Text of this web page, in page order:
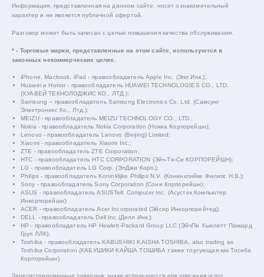
Информация, представленная на данном сайте, носит ознакомительный
характер и не является публичной офертой.
Разговор может быть записан с целью повышения качества обслуживания.
* - Торговые марки, представленные на этом сайте, используются в
законных некоммерческих целях.
iPhone, Macbook, iPad - правообладатель Apple Inc. (Эпл Инк.);
Huawei и Honor - правообладатель HUAWEI TECHNOLOGIES CO., LTD.
(ХУАВЕЙ ТЕКНОЛОДЖИС КО., ЛТД.);
Samsung – правообладатель Samsung Electronics Co. Ltd. (Самсунг
Электроникс Ко., Лтд.);
MEIZU - правообладатель MEIZU TECHNOLOGY CO., LTD.;
Nokia - правообладатель Nokia Corporation (Нокиа Корпорейшн);
Lenovo - правообладатель Lenovo (Beijing) Limited;
Xiaomi - правообладатель Xiaomi Inc.;
ZTE - правообладатель ZTE Corporation;
HTC - правообладатель HTC CORPORATION (Эйч-Ти-Си КОРПОРЕЙШН);
LG - правообладатель LG Corp. (ЭлДжи Корп.);
Philips - правообладатель Koninklijke Philips N.V. (Конинклийке Филипс Н.В.);
Sony - правообладатель Sony Corporation (Сони Корпорейшн);
ASUS - правообладатель ASUSTeK Computer Inc. (Асустек Компьютер
Инкорпорейшн);
ACER - правообладатель Acer Incorporated (Эйсер Инкорпорейтед);
DELL - правообладатель Dell Inc.(Делл Инк.);
HP - правообладатель HP Hewlett-Packard Group LLC (ЭйчПи Хьюлетт Паккард
Груп ЛЛК);
Toshiba - правообладатель KABUSHIKI KAISHA TOSHIBA, also trading as
Toshiba Corporation (КАБУШИКИ КАЙША ТОШИБА также торгующая как Тосиба
Корпорейшн).
Зарегистрированные товарные знаки используются для описания услуг,